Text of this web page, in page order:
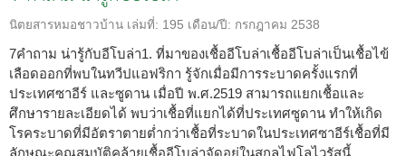
นิตยสารหมอชาวบ้าน เล่มที่: 195 เดือน/ปี: กรกฎาคม 2538
7คำถาม น่ารู้กับอีโบล่า1. ที่มาของเชื้ออีโบล่าเชื้ออีโบล่าเป็นเชื้อไข้
เลือดออกที่พบในทวีปแอฟริกา รู้จักเมื่อมีการระบาดครั้งแรกที่
ประเทศซาอีร์ และซูดาน เมื่อปี พ.ศ.2519 สามารถแยกเชื้อและ
ศึกษารายละเอียดได้ พบว่าเชื้อที่แยกได้ที่ประเทศซูดาน ทำให้เกิด
โรคระบาดที่มีอัตราตายต่ำกว่าเชื้อที่ระบาดในประเทศซาอีร์เชื้อที่มี
ลักษณะคุณสมบัติคล้ายเชื้ออีโบล่าจัดอยู่ในสกุลไฟโลไวรัสนี้ ...